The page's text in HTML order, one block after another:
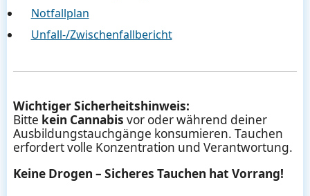
Notfallplan
Unfall-/Zwischenfallbericht
Wichtiger Sicherheitshinweis:
Bitte kein Cannabis vor oder während deiner
Ausbildungstauchgänge konsumieren. Tauchen
erfordert volle Konzentration und Verantwortung.
Keine Drogen – Sicheres Tauchen hat Vorrang!